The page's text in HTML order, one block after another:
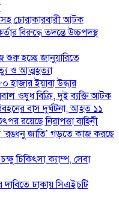
চোরাকারবারী আটক
বিরুদ্ধে তদন্তে উচ্চপদস্থ
শুরু হচ্ছে জানুয়ারিতে
ও আত্মহত্যা
হাজার ইয়াবা উদ্ধার
ওষুধ বিক্রি, দুই ব্যক্তি আটক
বাস দুর্ঘটনা, আহত ১১
রয়েছে নিরাপত্তা বাহিনী
‘রঙধনু জাতি’ গড়তে কাজ করছে
চিকিৎসা ক্যাম্প, সেবা
দাবিতে ঢাকায় সিএইচটি